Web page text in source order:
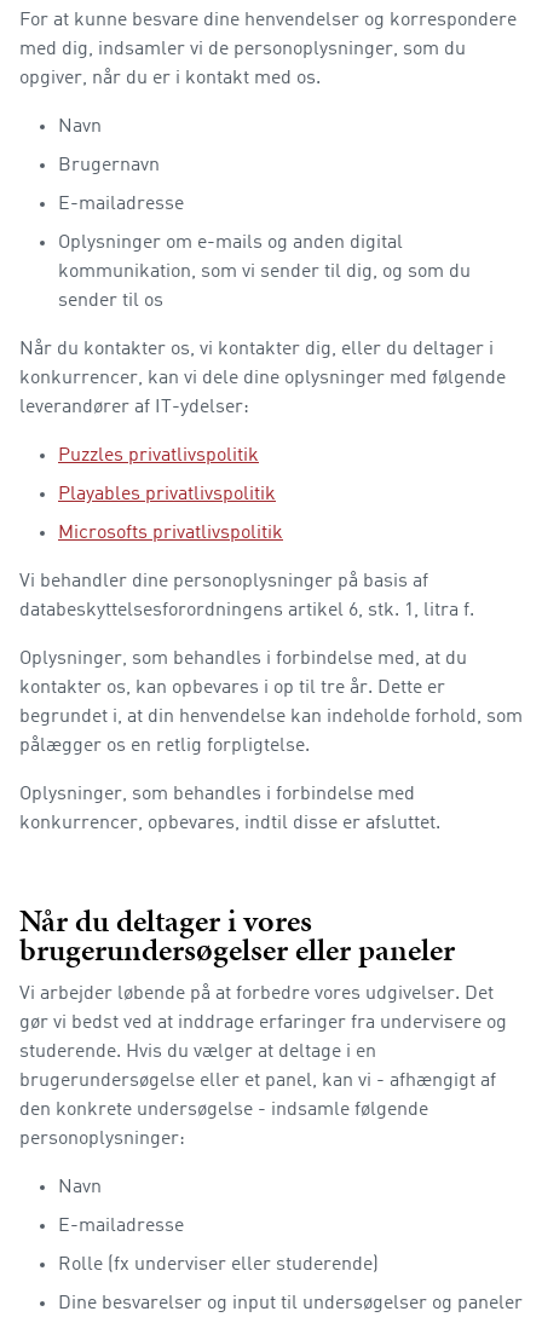
For at kunne besvare dine henvendelser og korrespondere
med dig, indsamler vi de personoplysninger, som du
opgiver, når du er i kontakt med os.
Navn
Brugernavn
E-mailadresse
Oplysninger om e-mails og anden digital
kommunikation, som vi sender til dig, og som du
sender til os
Når du kontakter os, vi kontakter dig, eller du deltager i
konkurrencer, kan vi dele dine oplysninger med følgende
leverandører af IT-ydelser:
Puzzles privatlivspolitik
Playables privatlivspolitik
Microsofts privatlivspolitik
Vi behandler dine personoplysninger på basis af
databeskyttelsesforordningens artikel 6, stk. 1, litra f.
Oplysninger, som behandles i forbindelse med, at du
kontakter os, kan opbevares i op til tre år. Dette er
begrundet i, at din henvendelse kan indeholde forhold, som
pålægger os en retlig forpligtelse.
Oplysninger, som behandles i forbindelse med
konkurrencer, opbevares, indtil disse er afsluttet.
Når du deltager i vores
brugerundersøgelser eller paneler
Vi arbejder løbende på at forbedre vores udgivelser. Det
gør vi bedst ved at inddrage erfaringer fra undervisere og
studerende. Hvis du vælger at deltage i en
brugerundersøgelse eller et panel, kan vi - afhængigt af
den konkrete undersøgelse - indsamle følgende
personoplysninger:
Navn
E-mailadresse
Rolle (fx underviser eller studerende)
Dine besvarelser og input til undersøgelser og paneler